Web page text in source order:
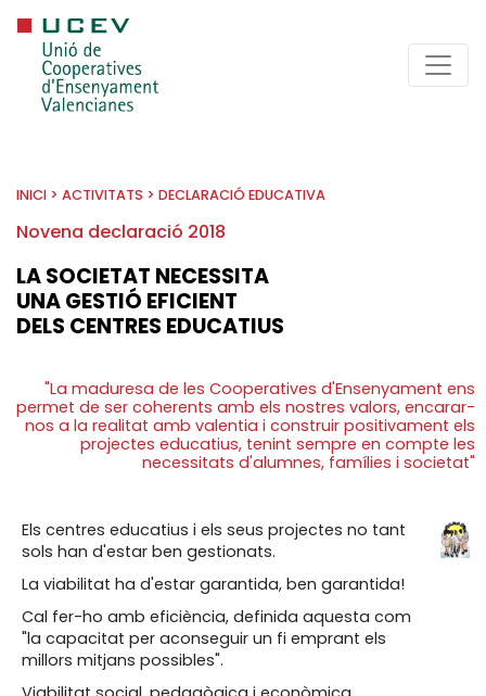
INICI > ACTIVITATS > DECLARACIÓ EDUCATIVA
Novena declaració 2018
LA SOCIETAT NECESSITA
UNA GESTIÓ EFICIENT
DELS CENTRES EDUCATIUS
"La maduresa de les Cooperatives d'Ensenyament ens
permet de ser coherents amb els nostres valors, encarar-
nos a la realitat amb valentia i construir positivament els
projectes educatius, tenint sempre en compte les
necessitats d'alumnes, famílies i societat"
Els centres educatius i els seus projectes no tant
sols han d'estar ben gestionats.
La viabilitat ha d'estar garantida, ben garantida!
Cal fer-ho amb eficiència, definida aquesta com
"la capacitat per aconseguir un fi emprant els
millors mitjans possibles".